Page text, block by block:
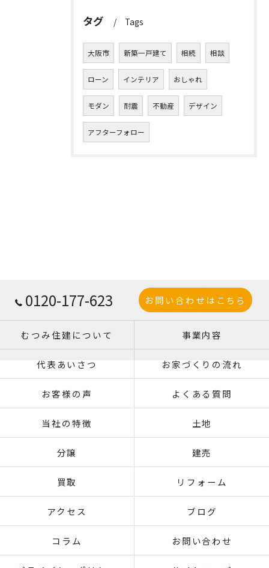
タグ Tags
大阪市 新築一戸建て 相続 相談
ローン インテリア おしゃれ
モダン 耐震 不動産 デザイン
アフターフォロー
0120-177-623 お問い合わせはこちら
むつみ住建について 事業内容
代表あいさつ お家づくりの流れ
お客様の声 よくある質問
当社の特徴 土地
分譲 建売
買取 リフォーム
アクセス ブログ
コラム お問い合わせ